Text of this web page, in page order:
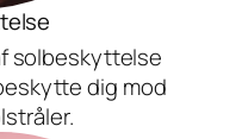
solbeskyttelse
dig mod